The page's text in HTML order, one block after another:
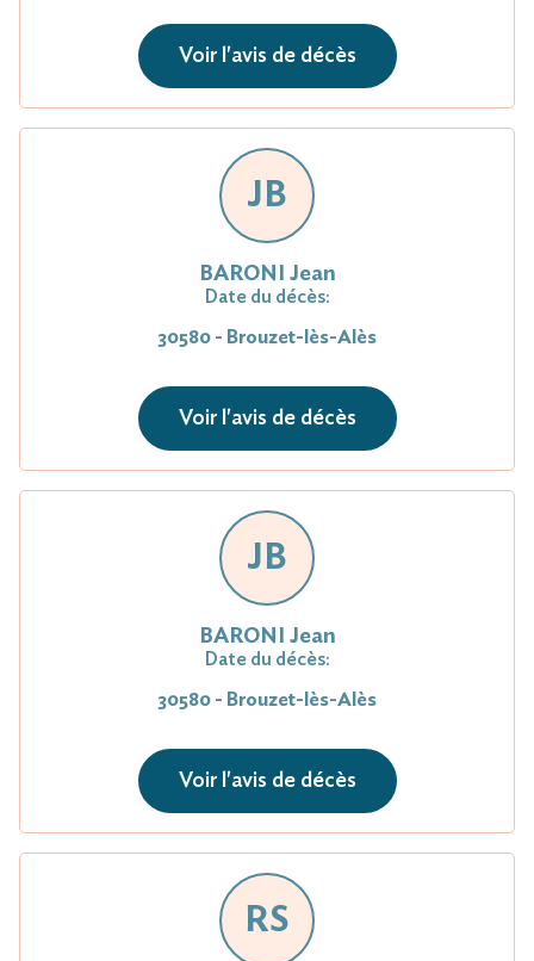
Voir l'avis de décès
JB
BARONI Jean
Date du décès:
30580 - Brouzet-lès-Alès
Voir l'avis de décès
JB
BARONI Jean
Date du décès:
30580 - Brouzet-lès-Alès
Voir l'avis de décès
RS